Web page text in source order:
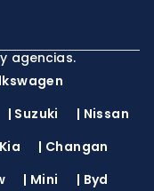
agencias.
| Suzuki | Nissan
Kia | Changan
| Mini | Byd